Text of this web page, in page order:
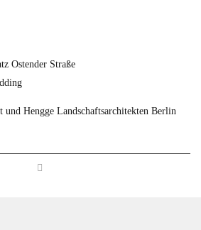
Ostender Straße
Hengge Landschaftsarchitekten Berlin